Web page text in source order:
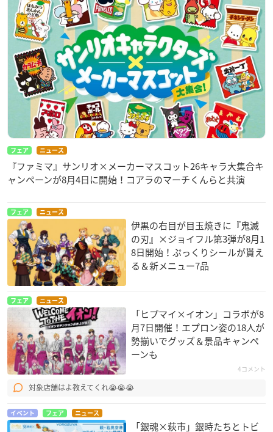
NIBUS STORE
【開催期間】
2021年2月12日(金)～2021年2月28日(日)
【開催場所】
新宿マルイアネックス 6F／AMNIBUS STORE
【住所】
〒160-0022 東京都新宿区新宿３丁目１−２６
【営業日】
月曜日～日曜日
11:00～20:00
※状況によっては店舗営業時間の変更の可能性がございます。
詳しくは新宿マルイアネックスの公式サイトをご覧ください。
フェア ニュース
『ファミマ』サンリオ×メーカーマスコット26キャラ大集合キ
ャンペーンが8月4日に開始！コアラのマーチくんらと共演
フェア ニュース
伊黒の右目が目玉焼きに『鬼滅
の刃』×ジョイフル第3弾が8月1
8日開始！ぷっくりシールが貰え
る＆新メニュー7品
フェア ニュース
「ヒプマイ×イオン」コラボが8
月7日開催！エプロン姿の18人が
勢揃いでグッズ＆景品キャンペ
ーンも
4コメント
対象店舗はよ教えてくれ😭😭😭
イベント フェア ニュース
「銀魂×萩市」銀時たちとトビ